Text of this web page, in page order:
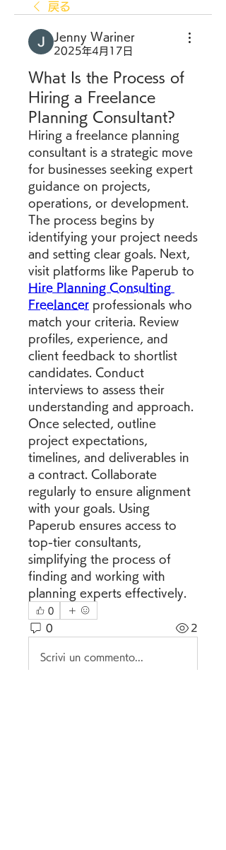
戻る
Jenny Wariner
2025年4月17日
What Is the Process of
Hiring a Freelance
Planning Consultant?
Hiring a freelance planning
consultant is a strategic move
for businesses seeking expert
guidance on projects,
operations, or development.
The process begins by
identifying your project needs
and setting clear goals. Next,
Hire Planning Consulting
Freelancer professionals who
match your criteria. Review
profiles, experience, and
client feedback to shortlist
candidates. Conduct
interviews to assess their
understanding and approach.
Once selected, outline
project expectations,
timelines, and deliverables in
a contract. Collaborate
regularly to ensure alignment
with your goals. Using
Paperub ensures access to
top-tier consultants,
simplifying the process of
finding and working with
planning experts effectively.
0
0 2
Scrivi un commento...